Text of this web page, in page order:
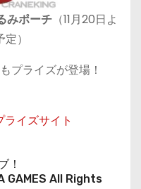
みポーチ（11月20日よ
）
プライズが登場！
イズサイト
！
GAMES All Rights